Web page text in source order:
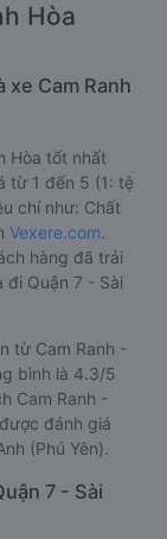
Hòa
xe Cam Ranh
Hòa tốt nhất
từ 1 đến 5 (1: tệ
chí như: Chất
Vexere.com.
hàng đã trải
đi Quận 7 - Sài
từ Cam Ranh -
bình là 4.3/5
Cam Ranh -
đánh giá
(Phú Yên).
7 - Sài